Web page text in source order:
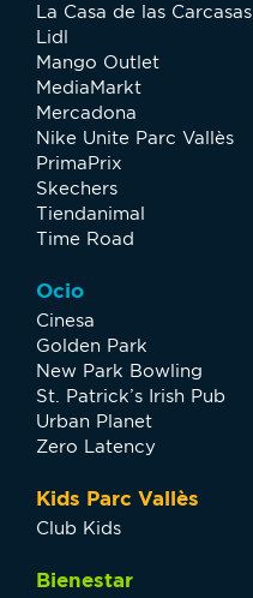
La Casa de las Carcasas
Lidl
Mango Outlet
MediaMarkt
Mercadona
Nike Unite Parc Vallès
PrimaPrix
Skechers
Tiendanimal
Time Road
Ocio
Cinesa
Golden Park
New Park Bowling
St. Patrick’s Irish Pub
Urban Planet
Zero Latency
Kids Parc Vallès
Club Kids
Bienestar